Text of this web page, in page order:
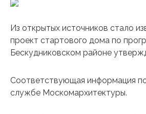
Из открытых источников стало
проект стартового дома по
Бескудниковском районе
Соответствующая информация
службе Москомархитектуры.